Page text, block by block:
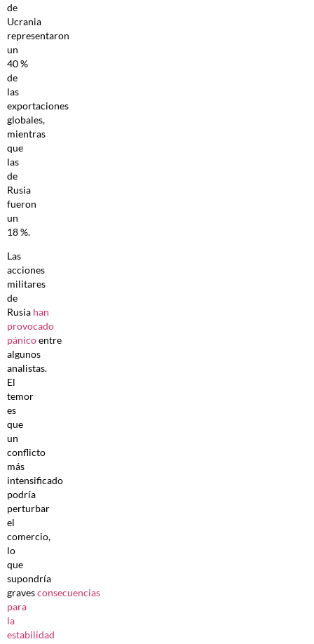
de
Ucrania
representaron
un
40 %
de
las
exportaciones
globales,
mientras
que
las
de
Rusia
fueron
un
18 %.
Las
acciones
militares
de
Rusia han
provocado
pánicoentre
algunos
analistas.
El
temor
es
que
un
conflicto
más
intensificado
podría
perturbar
el
comercio,
lo
que
supondría
gravesconsecuencias
para
la
estabilidad